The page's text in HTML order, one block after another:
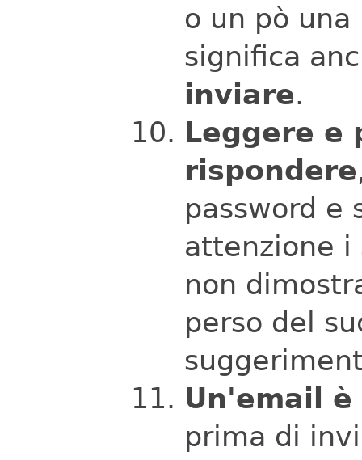
o un pò
significa
inviare.
Leggere e
rispondere
password e
attenzione i
non
perso del
Un'email
prima di